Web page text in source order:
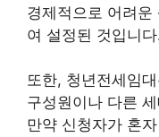
경제적으로 어려
여 설정된 것입니
또한, 청년전세임
구성원이나 다른
만약 신청자가 혼